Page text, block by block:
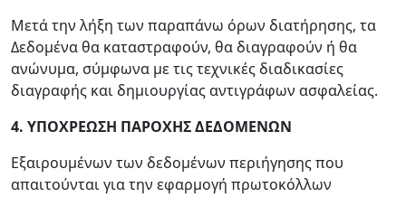
Μετά την λήξη των παραπάνω όρων διατήρησης, τα
Δεδομένα θα καταστραφούν, θα διαγραφούν ή θα
ανώνυμα, σύμφωνα με τις τεχνικές διαδικασίες
διαγραφής και δημιουργίας αντιγράφων ασφαλείας.
4. ΥΠΟΧΡΕΩΣΗ ΠΑΡΟΧΗΣ ΔΕΔΟΜΕΝΩΝ
Εξαιρουμένων των δεδομένων περιήγησης που
απαιτούνται για την εφαρμογή πρωτοκόλλων